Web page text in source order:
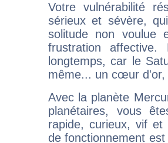
Votre vulnérabilité
sérieux et sévère,
solitude non voulue
frustration
longtemps, car le
même... un cœur d'or,
Avec la planète
planétaires, vous
rapide, curieux, vif et
de fonctionnement